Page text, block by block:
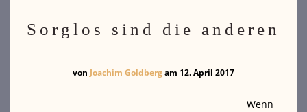
Sorglos sind die anderen
von Joachim Goldbergam 12. April 2017
Wenn